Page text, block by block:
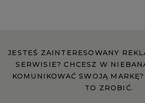
JESTEŚ ZAINTERESOWANY
SERWISIE? CHCESZ W
KOMUNIKOWAĆ SWOJĄ
TO ZROBIĆ.